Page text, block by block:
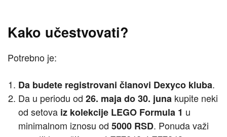
Kako učestvovati?
Potrebno je:
Da budete registrovani članovi Dexyco kluba.
Da u periodu od 26. maja do 30. juna kupite neki
od setova iz kolekcije LEGO Formula 1 u
minimalnom iznosu od 5000 RSD. Ponuda važi